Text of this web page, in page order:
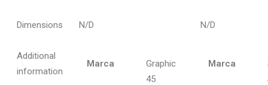
Dimensions N/D N/D
Additional
information
Marca
Graphic
45
Marca